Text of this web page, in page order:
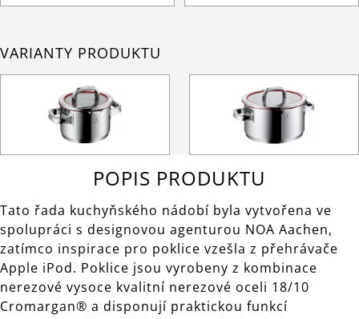
VARIANTY PRODUKTU
POPIS PRODUKTU
Tato řada kuchyňského nádobí byla vytvořena ve
spolupráci s designovou agenturou NOA Aachen,
zatímco inspirace pro poklice vzešla z přehrávače
Apple iPod. Poklice jsou vyrobeny z kombinace
nerezové vysoce kvalitní nerezové oceli 18/10
Cromargan® a disponují praktickou funkcí